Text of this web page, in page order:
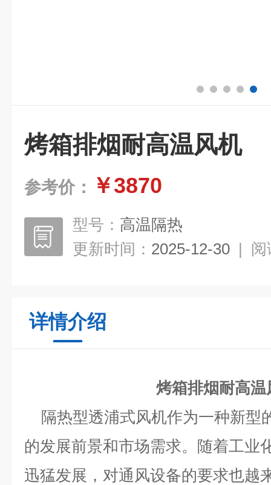
烤箱排烟耐高温风机
参考价： ￥3870
型号： 高温隔热
更新时间： 2025-12-30 | 阅
详情介绍
烤箱排烟耐高温
隔热型透浦式风机作为一种新型
的发展前景和市场需求。随着工业
迅猛发展，对通风设备的要求也越